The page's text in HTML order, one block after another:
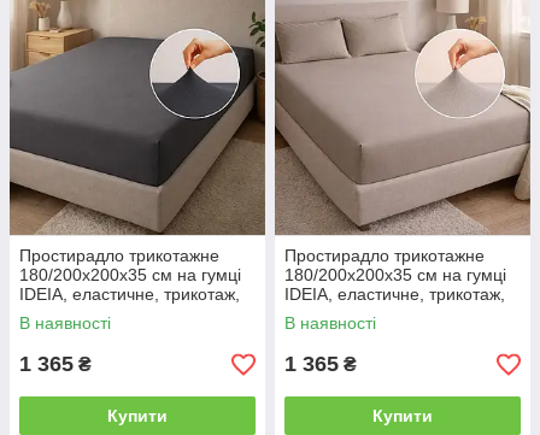
Простирадло трикотажне
180/200х200х35 см на гумці
IDEIA, еластичне, трикотаж,
бавовна т/сіра
В наявності
1 365 ₴
Купити
Простирадло трикотажне
180/200х200х35 см на гумці
IDEIA, еластичне, трикотаж,
бавовна сірий/беж
В наявності
1 365 ₴
Купити